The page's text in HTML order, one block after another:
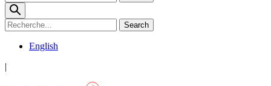
English
|